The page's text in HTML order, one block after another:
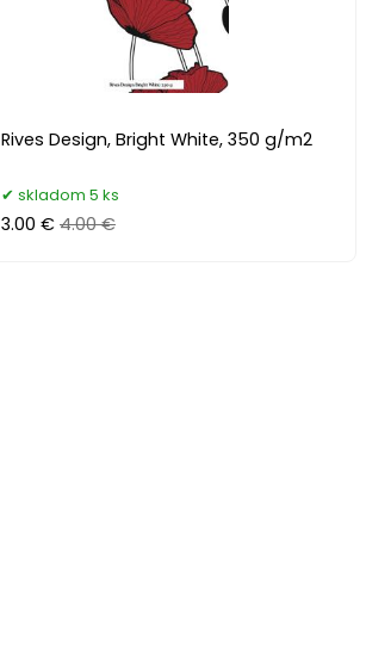
Rives Design, Bright White, 350 g/m2
skladom 5 ks
3.00 € 4.00 €